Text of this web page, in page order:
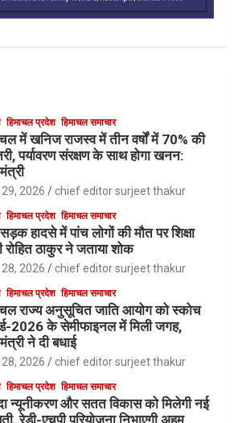
हिमाचल प्रदेश हिमाचल समाचार
में खनिज राजस्व में तीन वर्षों में 70% की
पर्यावरण संरक्षण के साथ होगा खनन:
2026 chief editor surjeet thakur
हिमाचल प्रदेश हिमाचल समाचार
हादसे में पांच लोगों की मौत पर शिक्षा
रोहित ठाकुर ने जताया शोक
2026 chief editor surjeet thakur
हिमाचल प्रदेश हिमाचल समाचार
राज्य अनुसूचित जाति आयोग को स्कोच
2026 के सेमीफाइनल में मिली जगह,
ने दी बधाई
2026 chief editor surjeet thakur
हिमाचल प्रदेश हिमाचल समाचार
न्यूनीकरण और सतत विकास को मिलेगी नई
रेडी-एचपी परियोजना निभाएगी अहम